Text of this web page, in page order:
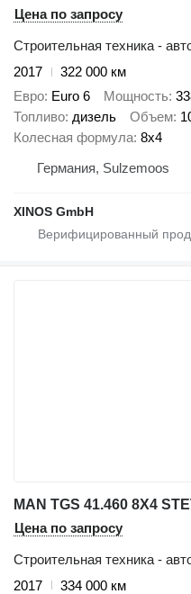
Цена по запросу
Строительная техника -
2017
322 000 км
Евро Euro 6 Мощность
Топливо дизель Объем
Колесная формула 8x4
Германия, Sulzemoos
XINOS GmbH
MAN TGS 41.460 8X4
Цена по запросу
Строительная техника -
2017
334 000 км